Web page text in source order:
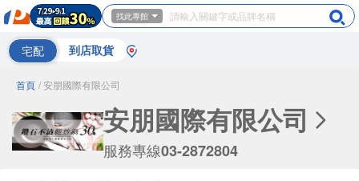
找此專館
宅配 到店取貨
首頁 / 安朋國際有限公司
安朋國際有限公司
服務專線03-2872804